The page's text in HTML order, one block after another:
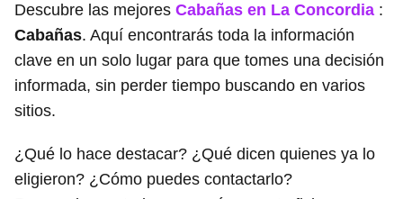
Descubre las mejores Cabañas en La Concordia :
Cabañas. Aquí encontrarás toda la información
clave en un solo lugar para que tomes una decisión
informada, sin perder tiempo buscando en varios
sitios.
¿Qué lo hace destacar? ¿Qué dicen quienes ya lo
eligieron? ¿Cómo puedes contactarlo?